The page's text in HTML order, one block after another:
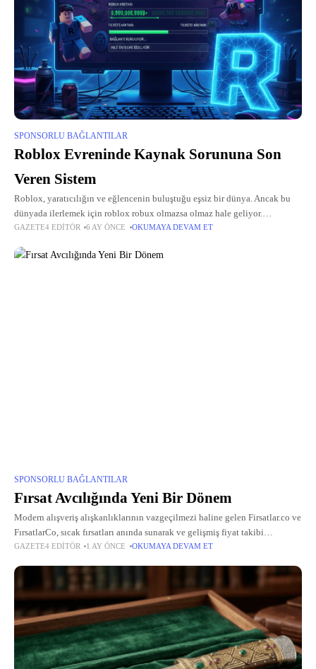
SPONSORLU BAĞLANTILAR
Roblox Evreninde Kaynak Sorununa Son
Veren Sistem
Roblox, yaratıcılığın ve eğlencenin buluştuğu eşsiz bir dünya. Ancak bu
dünyada ilerlemek için roblox robux olmazsa olmaz hale geliyor.
Kostümler, aksesuarlar, yetenekler ve özel içerikler hep bu sanal para
GAZETE4 EDITÖR 6 AY ÖNCE OKUMAYA DEVAM ET
SPONSORLU BAĞLANTILAR
Fırsat Avcılığında Yeni Bir Dönem
Modern alışveriş alışkanlıklarının vazgeçilmezi haline gelen Firsatlar.co ve
FırsatlarCo, sıcak fırsatları anında sunarak ve gelişmiş fiyat takibi
mekanizmalarıyla kullanıcılara büyük kolaylık sağlıyor. Bu platformlar,
GAZETE4 EDITÖR 1 AY ÖNCE OKUMAYA DEVAM ET